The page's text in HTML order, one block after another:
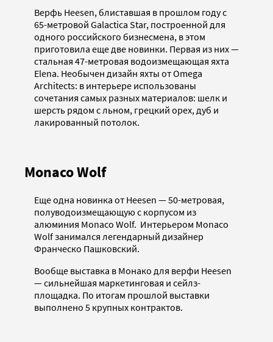
Верфь Heesen, блиставшая в прошлом году с
65-метровой Galactica Star, построенной для
одного российского бизнесмена, в этом
приготовила еще две новинки. Первая из них —
стальная 47-метровая водоизмещающая яхта
Elena. Необычен дизайн яхты от Omega
Architects: в интерьере использованы
сочетания самых разных материалов: шелк и
шерсть рядом с льном, грецкий орех, дуб и
лакированный потолок.
Monaco Wolf
Еще одна новинка от Heesen — 50-метровая,
полуводоизмещающую с корпусом из
алюминия Monaco Wolf. Интерьером Monaco
Wolf занимался легендарный дизайнер
Франческо Пашковский.
Вообще выставка в Монако для верфи Heesen
— сильнейшая маркетинговая и сейлз-
площадка. По итогам прошлой выставки
выполнено 5 крупных контрактов.